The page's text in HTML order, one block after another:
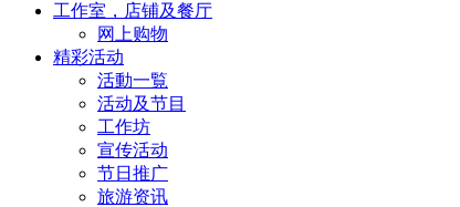
工作室，店铺及餐厅
网上购物
精彩活动
活動一覧
活动及节目
工作坊
宣传活动
节日推广
旅游资讯